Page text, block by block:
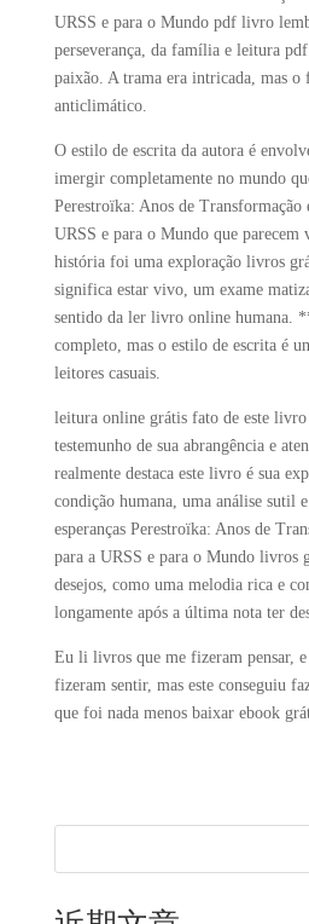
URSS e para o Mundo pdf livro
perseverança, da família e leitura
paixão. A trama era intricada, mas o
anticlimático.
O estilo de escrita da autora é
imergir completamente no mundo
Perestroïka: Anos de Transformação
URSS e para o Mundo que parecem
história foi uma exploração livros
significa estar vivo, um exame
sentido da ler livro online humana.
completo, mas o estilo de escrita é
leitores casuais.
leitura online grátis fato de este
testemunho de sua abrangência e
realmente destaca este livro é sua
condição humana, uma análise sutil
esperanças Perestroïka: Anos de
para a URSS e para o Mundo livros
desejos, como uma melodia rica e
longamente após a última nota ter
Eu li livros que me fizeram pensar,
fizeram sentir, mas este conseguiu
que foi nada menos baixar ebook